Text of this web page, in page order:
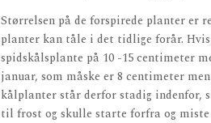
Størrelsen på de forspirede planter er
planter kan tåle i det tidlige forår.
spidskålsplante på 10 -15 centimeter
januar, som måske er 8 centimeter
kålplanter står derfor stadig
til frost og skulle starte forfra og miste